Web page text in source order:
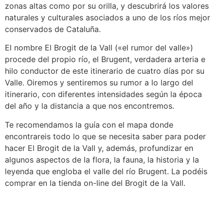
zonas altas como por su orilla, y descubrirá los valores
naturales y culturales asociados a uno de los ríos mejor
conservados de Cataluña.
El nombre El Brogit de la Vall («el rumor del valle»)
procede del propio río, el Brugent, verdadera arteria e
hilo conductor de este itinerario de cuatro días por su
Valle. Oiremos y sentiremos su rumor a lo largo del
itinerario, con diferentes intensidades según la época
del año y la distancia a que nos encontremos.
Te recomendamos la guía con el mapa donde
encontrareis todo lo que se necesita saber para poder
hacer El Brogit de la Vall y, además, profundizar en
algunos aspectos de la flora, la fauna, la historia y la
leyenda que engloba el valle del río Brugent. La podéis
comprar en la tienda on-line del Brogit de la Vall.